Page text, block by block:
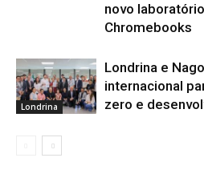
novo
Chromebooks
Londrina
Londrina e
internacional
zero e